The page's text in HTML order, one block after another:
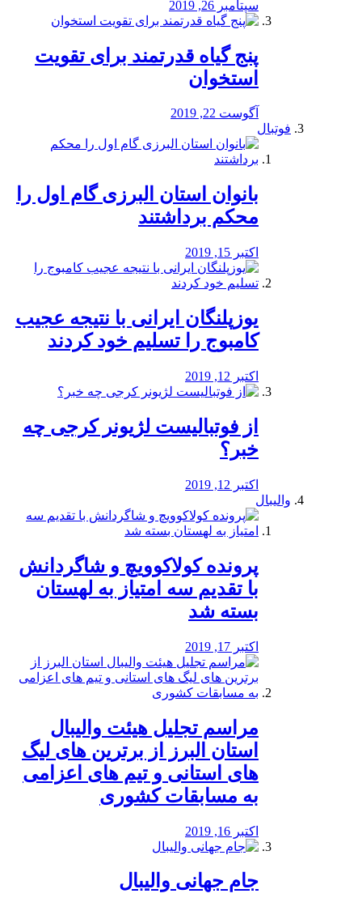
سپتامبر 26, 2019
پنج گیاه قدرتمند برای تقویت
استخوان
آگوست 22, 2019
فوتبال
بانوان استان البرزی گام اول را
محكم برداشتند
اکتبر 15, 2019
یوزپلنگان ایرانی با نتیجه عجیب
کامبوج را تسلیم خود کردند
اکتبر 12, 2019
از فوتبالیست لژیونر کرجی چه
خبر؟
اکتبر 12, 2019
والیبال
پرونده کولاکوویچ و شاگردانش
با تقدیم سه امتیاز به لهستان
بسته شد
اکتبر 17, 2019
مراسم تجلیل هیئت والیبال
استان البرز از برترین های لیگ
های استانی و تیم های اعزامی
به مسابقات کشوری
اکتبر 16, 2019
جام جهانی والیبال